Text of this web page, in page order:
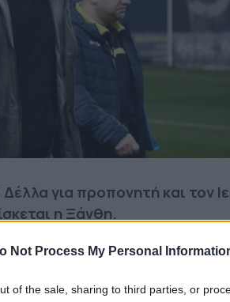
Not Process My Personal
of the sale, sharing to third parties, or
για προπονητή και τον
η Ξάνθη.
στα αποτελέσματα αναζήτησης